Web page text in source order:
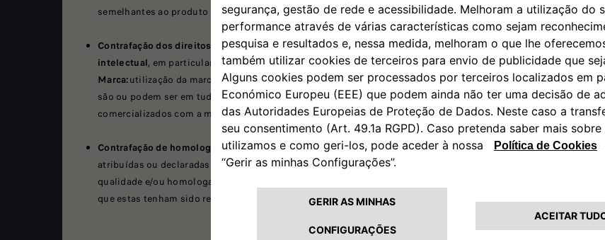
semelhantes ao produto imitado.
Contrafação dos direitos de propriedade
intelectual, em particular, dosdireitos de
Marca:utilização da marca com produtos que
são ou podem ser em tudo diferentes dos
comercializados com a marca legítima.
Contrafação de homologação/certificação: são
atribuídas ou declaradas certificações de
qualidade e/ou homologações europeias sem
que estas tenham sido realmente obtidas.
desconhecida pode causar uma maior distância de
travagem em comparação com um produto
fabricado de acordo com as normas de segurança.
A integridade do veículo
A fraca qualidade de uma peça pode danificar outros
componentes do veículo. Por exemplo, um filtro do
óleo de proveniência desconhecida pode gerar
problemas no sistema de lubrificação do motor e até
provocar a rotura do próprio motor.
Não passagem na revisão
Se a peça não estiver em conformidade com as
características estabelecidas pelo fabricante, é